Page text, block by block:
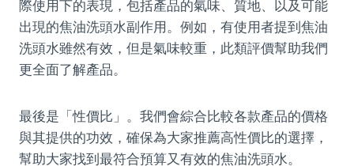
際使用下的表現，包括產品的氣味、質地、以及可能
出現的焦油洗頭水副作用。例如，有使用者提到焦油
洗頭水雖然有效，但是氣味較重，此類評價幫助我們
更全面了解產品。
最後是「性價比」。我們會綜合比較各款產品的價格
與其提供的功效，確保為大家推薦高性價比的選擇，
幫助大家找到最符合預算又有效的焦油洗頭水。